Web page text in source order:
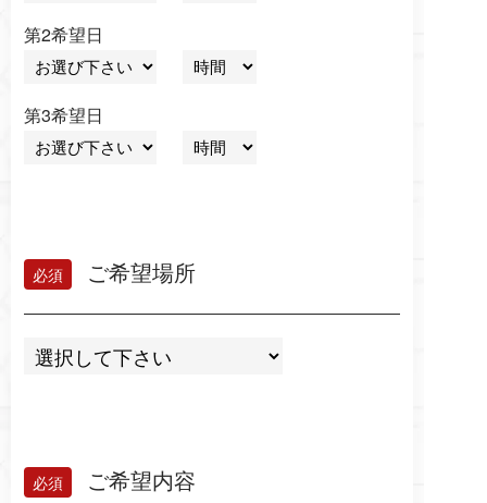
第2希望日
第3希望日
ご希望場所
ご希望内容